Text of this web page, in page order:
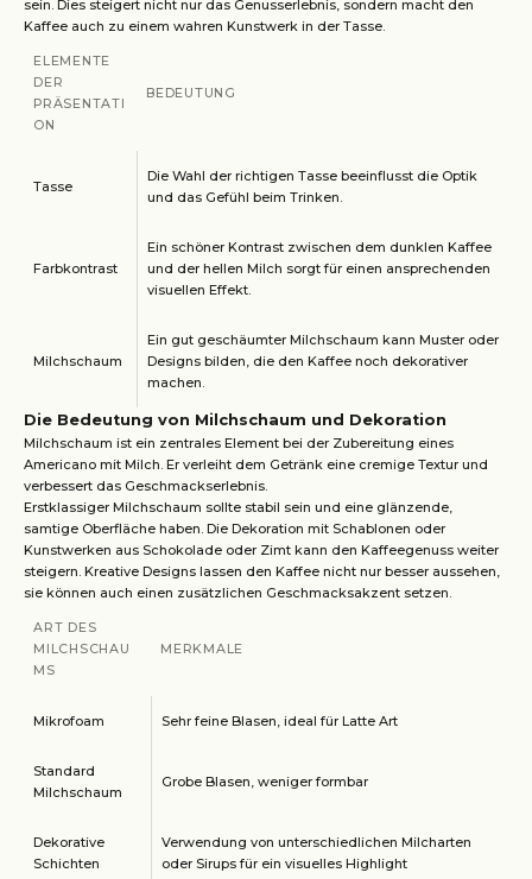
sein. Dies steigert nicht nur das Genusserlebnis, sondern macht den
Kaffee auch zu einem wahren Kunstwerk in der Tasse.
ELEMENTE
DER
PRÄSENTATI
ON
BEDEUTUNG
Tasse
Die Wahl der richtigen Tasse beeinflusst die Optik
und das Gefühl beim Trinken.
Farbkontrast
Ein schöner Kontrast zwischen dem dunklen Kaffee
und der hellen Milch sorgt für einen ansprechenden
visuellen Effekt.
Milchschaum
Ein gut geschäumter Milchschaum kann Muster oder
Designs bilden, die den Kaffee noch dekorativer
machen.
Die Bedeutung von Milchschaum und Dekoration
Milchschaum ist ein zentrales Element bei der Zubereitung eines
Americano mit Milch. Er verleiht dem Getränk eine cremige Textur und
verbessert das Geschmackserlebnis.
Erstklassiger Milchschaum sollte stabil sein und eine glänzende,
samtige Oberfläche haben. Die Dekoration mit Schablonen oder
Kunstwerken aus Schokolade oder Zimt kann den Kaffeegenuss weiter
steigern. Kreative Designs lassen den Kaffee nicht nur besser aussehen,
sie können auch einen zusätzlichen Geschmacksakzent setzen.
ART DES
MILCHSCHAU
MS
MERKMALE
Mikrofoam Sehr feine Blasen, ideal für Latte Art
Standard
Milchschaum
Grobe Blasen, weniger formbar
Dekorative
Schichten
Verwendung von unterschiedlichen Milcharten
oder Sirups für ein visuelles Highlight